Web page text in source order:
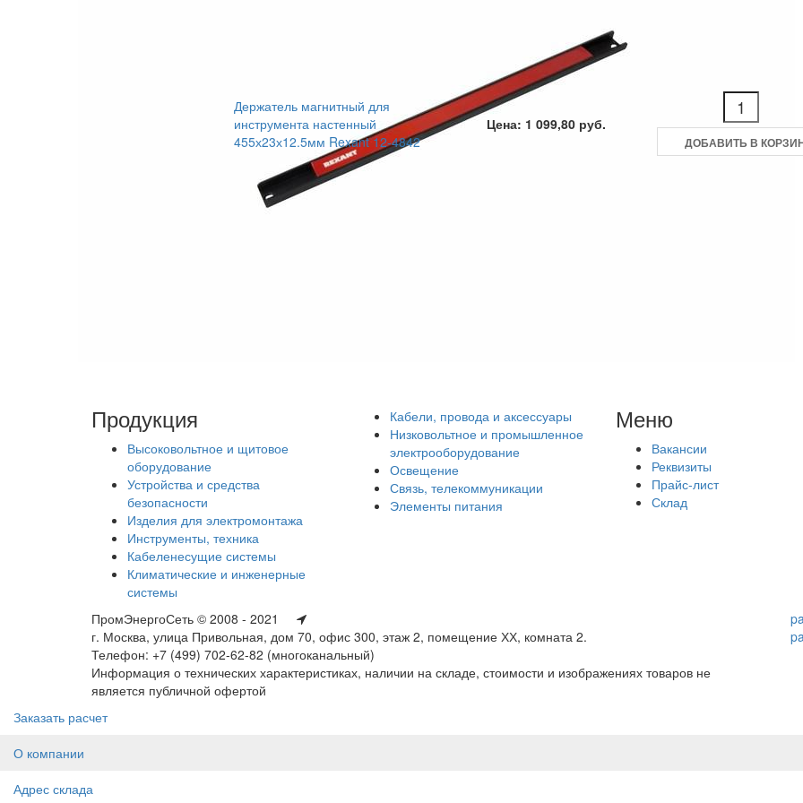
Держатель магнитный для
инструмента настенный
455х23х12.5мм Rexant 12-4842
Цена: 1 099,80 руб.
ДОБАВИТЬ В
Продукция
Высоковольтное и щитовое
оборудование
Устройства и средства
безопасности
Изделия для электромонтажа
Инструменты, техника
Кабеленесущие системы
Климатические и инженерные
системы
Кабели, провода и аксессуары
Низковольтное и промышленное
электрооборудование
Освещение
Связь, телекоммуникации
Элементы питания
Меню
Вакансии
Реквизиты
Прайс-лист
Склад
ПромЭнергоСеть © 2008 - 2021
г. Москва, улица Привольная, дом 70, офис 300, этаж 2, помещение ХХ, комната 2.
Телефон: +7 (499) 702-62-82 (многоканальный)
Информация о технических характеристиках, наличии на складе, стоимости и изображениях товаров не
является публичной офертой
Заказать расчет
О компании
Адрес склада